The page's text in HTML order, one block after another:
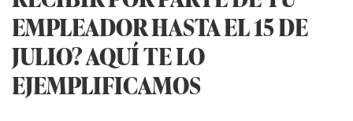
EMPLEADOR HASTA EL 15 DE
JULIO? AQUÍ TE LO
EJEMPLIFICAMOS